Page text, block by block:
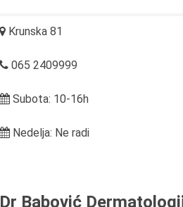
Krunska 81
065 2409999
Subota: 10-16h
Nedelja: Ne radi
Dr Babović